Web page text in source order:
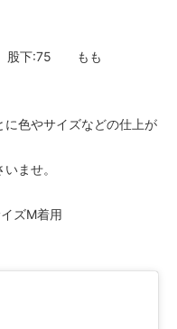
股下:75 もも
色やサイズなどの仕上が
ませ。
ズM着用